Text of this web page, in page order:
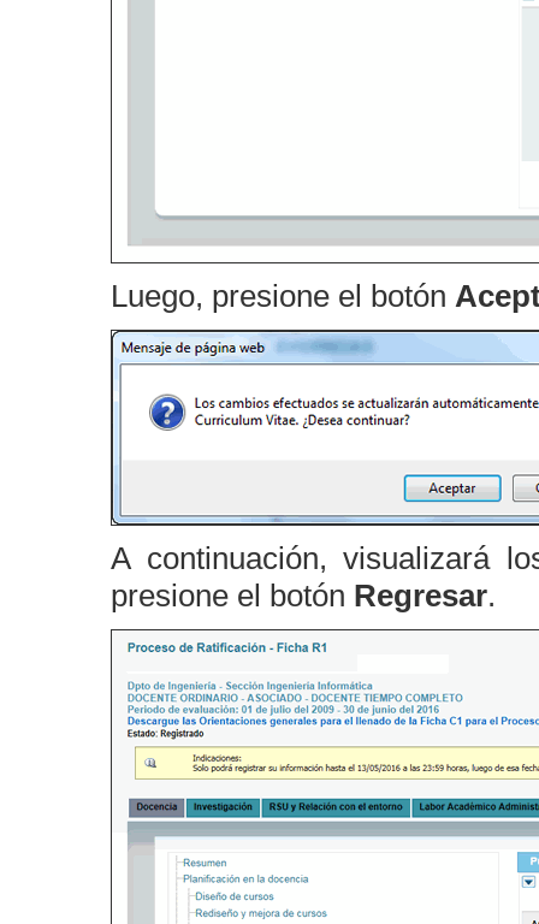
Luego, presione el botón
A continuación, visualizará
presione el botón Regresar.